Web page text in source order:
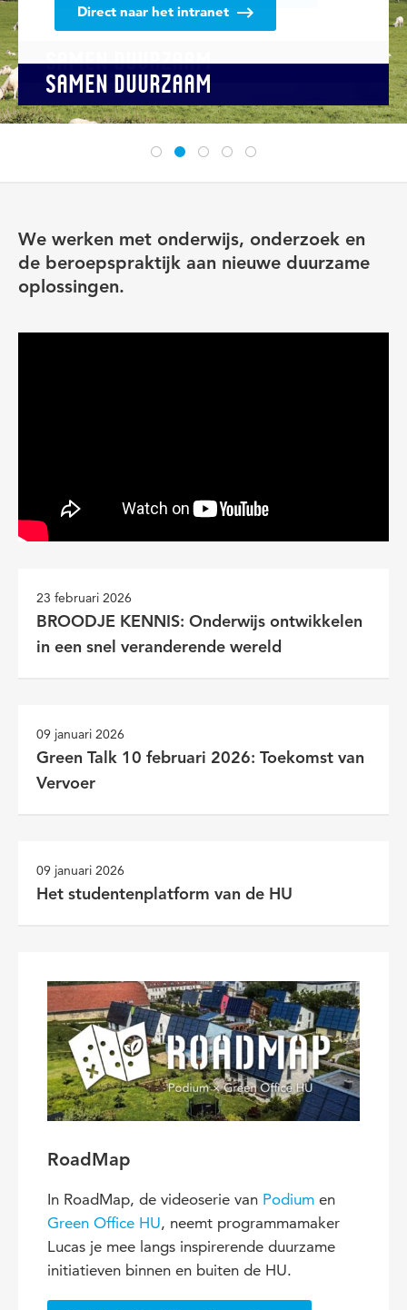
SAMEN DUURZAAM
Direct naar het intranet
SAMEN DUURZAAM
SAMEN DUURZAAM
Lees meer
SAMEN DUURZAAM
SAMEN DUURZAAM
We werken met onderwijs, onderzoek en
de beroepspraktijk aan nieuwe duurzame
oplossingen.
23 februari 2026
BROODJE KENNIS: Onderwijs ontwikkelen
in een snel veranderende wereld
09 januari 2026
Green Talk 10 februari 2026: Toekomst van
Vervoer
09 januari 2026
Het studentenplatform van de HU
RoadMap
In RoadMap, de videoserie van Podium en
Green Office HU, neemt programmamaker
Lucas je mee langs inspirerende duurzame
initiatieven binnen en buiten de HU.